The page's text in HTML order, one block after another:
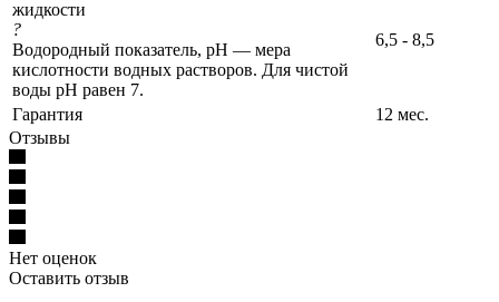
жидкости
?
Водородный показатель, pH — мера
кислотности водных растворов. Для чистой
воды pH равен 7.
6,5 - 8,5
Гарантия
12 мес.
Отзывы
Нет оценок
Оставить отзыв